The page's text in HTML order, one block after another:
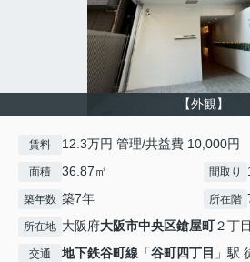
【外観】
賃料 12.3万円 管理/共益費 10,000円
面積 36.87㎡ 間取り
築年数 築7年 所在階
所在地 大阪府大阪市中央区鎗屋町２丁
交通 地下鉄谷町線 「谷町四丁目 」駅